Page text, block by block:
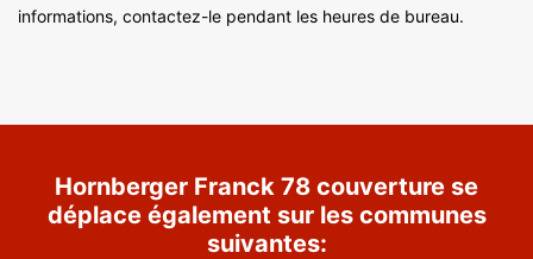
informations, contactez-le pendant les heures de bureau.
Hornberger Franck 78 couverture se
déplace également sur les communes
suivantes: